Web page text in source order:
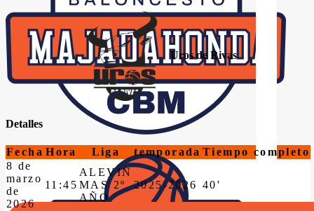
Uros de Rivas
Detalles
Fecha Hora Liga temporada Tiempo completo
8 de
marzo
de
2026
11:45
ALEVIN
MAS 2º
AÑO
2025-2026 40'